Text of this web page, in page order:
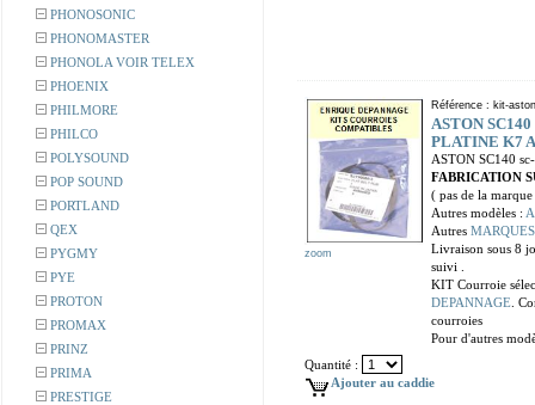
PHONOSONIC
PHONOMASTER
PHONOLA VOIR TELEX
PHOENIX
PHILMORE
PHILCO
POLYSOUND
POP SOUND
PORTLAND
QEX
PYGMY
PYE
PROTON
PROMAX
PRINZ
PRIMA
PRESTIGE
zoom
Référence : kit-
ASTON
PLATINE K7
ASTON SC140
FABRICATION
( pas de la
Autres modèles :
Autres MARQUES
Livraison sous 8
suivi .
KIT Courroie
DEPANNAGE .
courroies
Pour d'autres
Quantité :
Ajouter au caddie